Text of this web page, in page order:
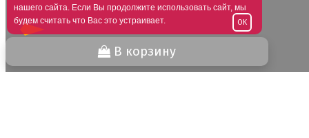
В корзину
нашего сайта. Если Вы продолжите использовать сайт, мы
будем считать что Вас это устраивает.
OK